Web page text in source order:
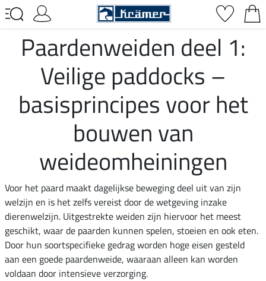
Paardenweiden deel 1:
Veilige paddocks –
basisprincipes voor het
bouwen van
weideomheiningen
Voor het paard maakt dagelijkse beweging deel uit van zijn
welzijn en is het zelfs vereist door de wetgeving inzake
dierenwelzijn. Uitgestrekte weiden zijn hiervoor het meest
geschikt, waar de paarden kunnen spelen, stoeien en ook eten.
Door hun soortspecifieke gedrag worden hoge eisen gesteld
aan een goede paardenweide, waaraan alleen kan worden
voldaan door intensieve verzorging.